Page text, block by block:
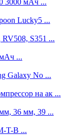
Lucky5 ...
RV508, S351 ...
...
Galaxy No ...
на ак ...
36 мм, 39 ...
T-B ...